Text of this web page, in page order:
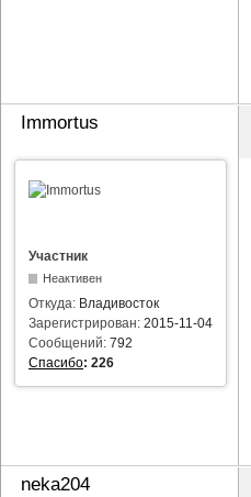
Immortus
Участник
Неактивен
Откуда: Владивосток
Зарегистрирован: 2015-11-04
Сообщений: 792
Спасибо: 226
neka204